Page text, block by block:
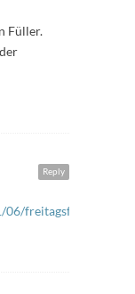
Füller.
Reply
freitagsfueller-